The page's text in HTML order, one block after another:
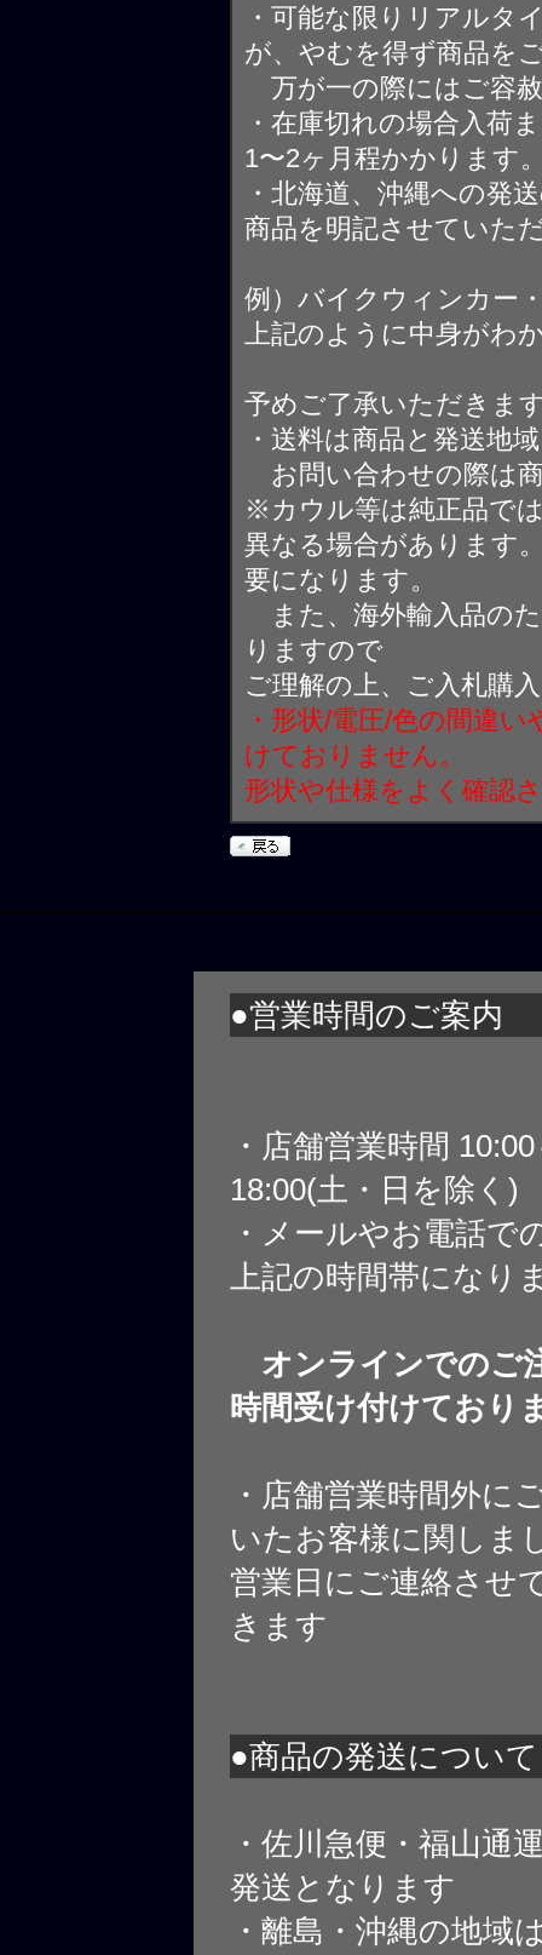
・可能な限りリアルタ
が、やむを得ず商品を
万が一の際にはご容
・在庫切れの場合入荷
1〜2ヶ月程かかります
・北海道、沖縄への発
商品を明記させていた
例）バイクウィンカー
上記のように中身がわ
予めご了承いただきま
・送料は商品と発送地
お問い合わせの際は
※カウル等は純正品で
異なる場合があります
要になります。
また、海外輸入品の
りますので
ご理解の上、ご入札購
・形状/電圧/色の間違
けておりません。
形状や仕様をよく確認
●営業時間のご案内
・店舗営業時間
18:00(土・日を除く)
・メールやお電話で
上記の時間帯になり
オンラインでのご
時間受け付けており
・店舗営業時間外に
いたお客様に関しま
営業日にご連絡させ
きます
●商品の発送について
・佐川急便・福山通
発送となります
・離島・沖縄の地域